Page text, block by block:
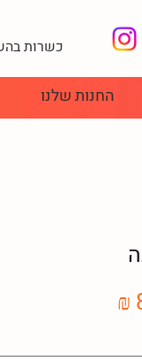
כשרות
החנות שלנו